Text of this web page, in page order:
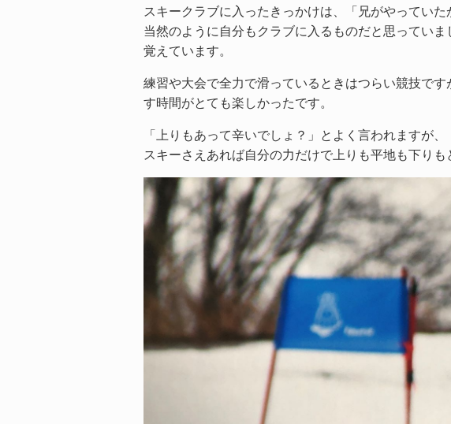
スキークラブに入ったきっかけは、「兄がやっていた
当然のように自分もクラブに入るものだと思ってい
覚えています。
練習や大会で全力で滑っているときはつらい競技で
す時間がとても楽しかったです。
「上りもあって辛いでしょ？」とよく言われますが、
スキーさえあれば自分の力だけで上りも平地も下り